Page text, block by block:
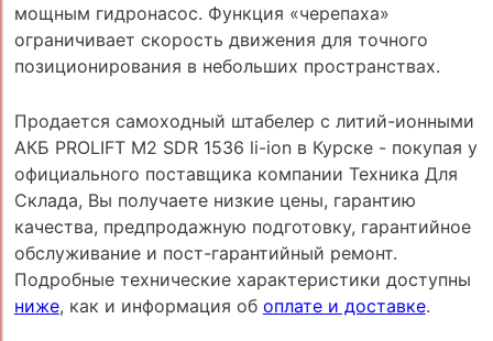
мощным гидронасос. Функция «черепаха»
ограничивает скорость движения для точного
позиционирования в небольших пространствах.
Продается самоходный штабелер с литий-ионными
АКБ PROLIFT M2 SDR 1536 li-ion в Курске - покупая у
официального поставщика компании Техника Для
Склада, Вы получаете низкие цены, гарантию
качества, предпродажную подготовку, гарантийное
обслуживание и пост-гарантийный ремонт.
Подробные технические характеристики доступны
ниже, как и информация об оплате и доставке.